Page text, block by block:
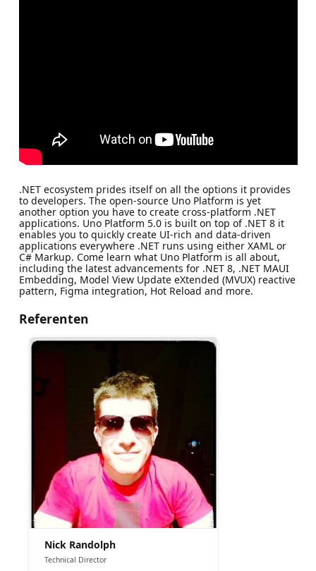
.NET ecosystem prides itself on all the options it provides
to developers. The open-source Uno Platform is yet
another option you have to create cross-platform .NET
applications. Uno Platform 5.0 is built on top of .NET 8 it
enables you to quickly create UI-rich and data-driven
applications everywhere .NET runs using either XAML or
C# Markup. Come learn what Uno Platform is all about,
including the latest advancements for .NET 8, .NET MAUI
Embedding, Model View Update eXtended (MVUX) reactive
pattern, Figma integration, Hot Reload and more.
Referenten
Nick Randolph
Technical Director